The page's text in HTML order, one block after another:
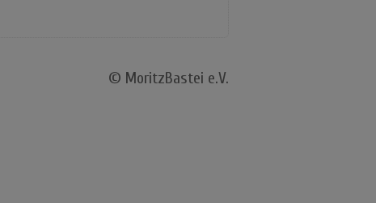
© MoritzBastei e.V.